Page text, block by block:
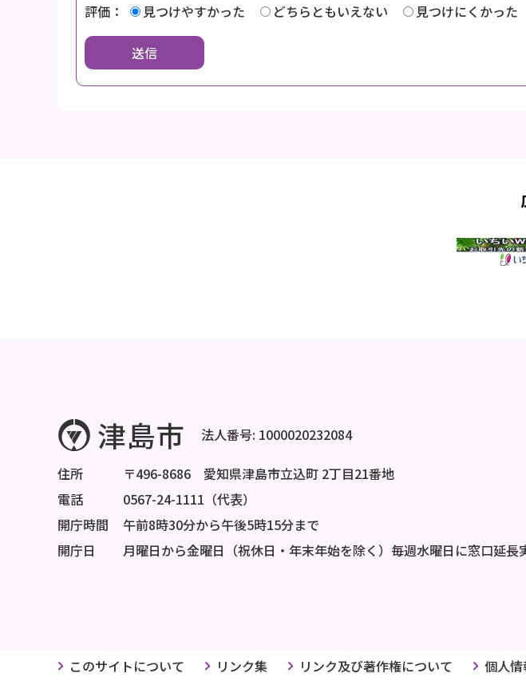
評価：
見つけやすかった どちらともいえない 見つけにくかった
法人番号: 1000020232084
住所
〒496-8686 愛知県津島市立込町 2丁目21番地
電話
0567-24-1111（代表）
開庁時間
午前8時30分から午後5時15分まで
開庁日
月曜日から金曜日（祝休日・年末年始を除く）毎週水曜日に窓口延
このサイトについて リンク集 リンク及び著作権について 個人